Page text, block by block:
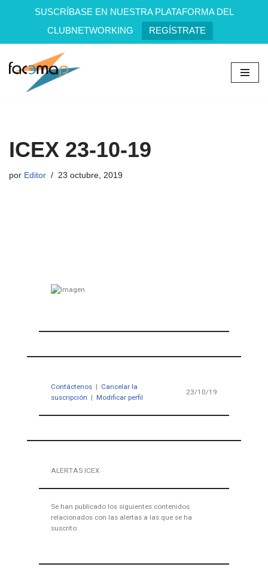
SUSCRÍBASE EN NUESTRA PLATAFORMA DEL
CLUBNETWORKING
REGÍSTRATE
Saltar
ICEX 23-10-19
por Editor 23 octubre, 2019
Contáctenos | Cancelar la
suscripción | Modificar perfil
23/10/19
ALERTAS ICEX
Se han publicado los siguientes contenidos
relacionados con las alertas a las que se ha
suscrito: